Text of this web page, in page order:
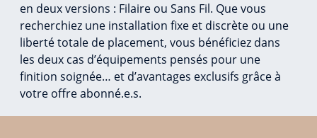
en deux versions : Filaire ou Sans Fil. Que vous
recherchiez une installation fixe et discrète ou une
liberté totale de placement, vous bénéficiez dans
les deux cas d’équipements pensés pour une
finition soignée… et d’avantages exclusifs grâce à
votre offreabonné.e.s.